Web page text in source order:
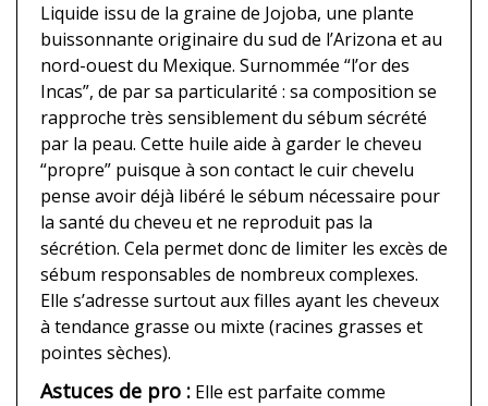
Liquide issu de la graine de Jojoba, une plante
buissonnante originaire du sud de l’Arizona et au
nord-ouest du Mexique. Surnommée “l’or des
Incas”, de par sa particularité : sa composition se
rapproche très sensiblement du sébum sécrété
par la peau. Cette huile aide à garder le cheveu
“propre” puisque à son contact le cuir chevelu
pense avoir déjà libéré le sébum nécessaire pour
la santé du cheveu et ne reproduit pas la
sécrétion. Cela permet donc de limiter les excès de
sébum responsables de nombreux complexes.
Elle s’adresse surtout aux filles ayant les cheveux
à tendance grasse ou mixte (racines grasses et
pointes sèches).
Astuces de pro : Elle est parfaite comme